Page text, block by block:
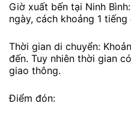
Giờ xuất bến tại Ninh
ngày, cách khoảng 1 tiếng
Thời gian di chuyển:
đến. Tuy nhiên thời gian
giao thông.
Điểm đón: